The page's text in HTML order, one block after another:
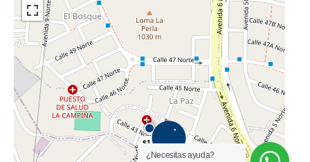
¿Necesitas ayuda?